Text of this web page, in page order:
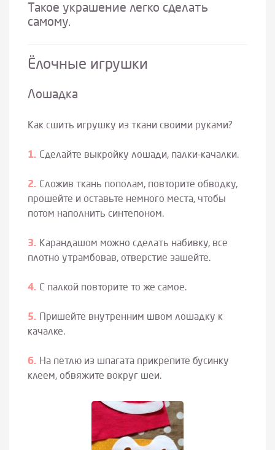
Такое украшение легко сделать
самому.
Ёлочные игрушки
Лошадка
Как сшить игрушку из ткани своими руками?
Сделайте выкройку лошади, палки-качалки.
Сложив ткань пополам, повторите обводку,
прошейте и оставьте немного места, чтобы
потом наполнить синтепоном.
Карандашом можно сделать набивку, все
плотно утрамбовав, отверстие зашейте.
С палкой повторите то же самое.
Пришейте внутренним швом лошадку к
качалке.
На петлю из шпагата прикрепите бусинку
клеем, обвяжите вокруг шеи.